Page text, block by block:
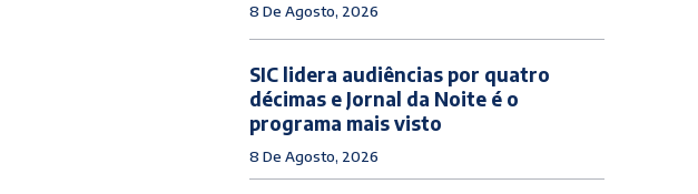
8 De Agosto, 2026
SIC lidera audiências por quatro
décimas e Jornal da Noite é o
programa mais visto
8 De Agosto, 2026